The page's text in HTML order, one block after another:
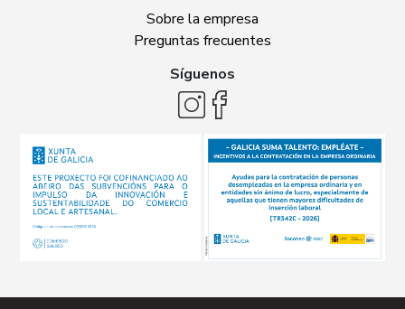
Sobre la empresa
Preguntas frecuentes
Síguenos